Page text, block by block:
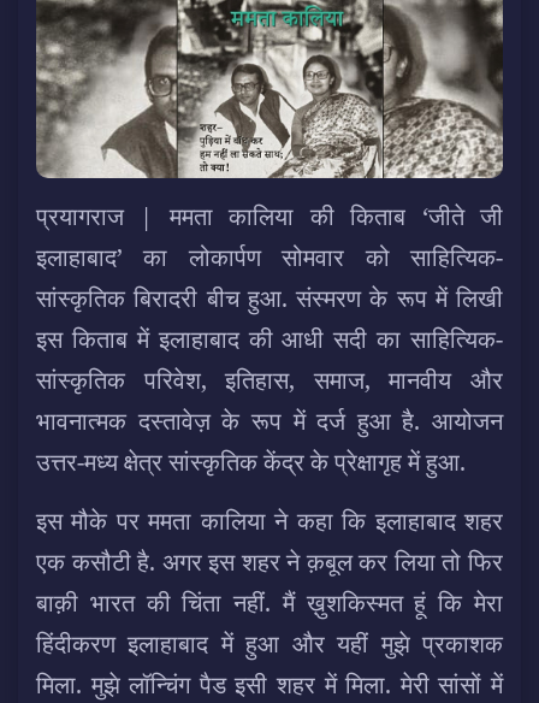
प्रयागराज | ममता कालिया की किताब ‘जीते जी
इलाहाबाद’ का लोकार्पण सोमवार को साहित्यिक-
सांस्कृतिक बिरादरी बीच हुआ. संस्मरण के रूप में लिखी
इस किताब में इलाहाबाद की आधी सदी का साहित्यिक-
सांस्कृतिक परिवेश, इतिहास, समाज, मानवीय और
भावनात्मक दस्तावेज़ के रूप में दर्ज हुआ है. आयोजन
उत्तर-मध्य क्षेत्र सांस्कृतिक केंद्र के प्रेक्षागृह में हुआ.
इस मौके पर ममता कालिया ने कहा कि इलाहाबाद शहर
एक कसौटी है. अगर इस शहर ने क़बूल कर लिया तो फिर
बाक़ी भारत की चिंता नहीं. मैं ख़ुशकिस्मत हूं कि मेरा
हिंदीकरण इलाहाबाद में हुआ और यहीं मुझे प्रकाशक
मिला. मुझे लॉन्चिंग पैड इसी शहर में मिला. मेरी सांसों में